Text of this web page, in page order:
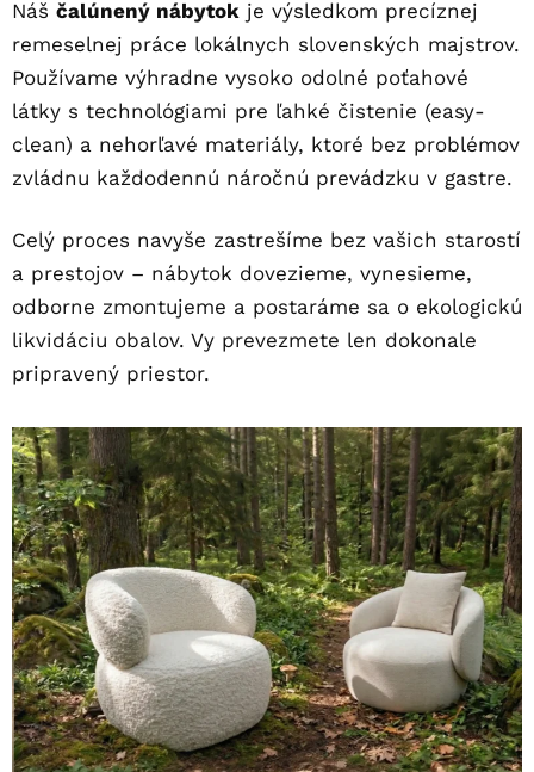
Náš čalúnený nábytok je výsledkom precíznej
remeselnej práce lokálnych slovenských majstrov.
Používame výhradne vysoko odolné poťahové
látky s technológiami pre ľahké čistenie (easy-
clean) a nehorľavé materiály, ktoré bez problémov
zvládnu každodennú náročnú prevádzku v gastre.
Celý proces navyše zastrešíme bez vašich starostí
a prestojov – nábytok dovezieme, vynesieme,
odborne zmontujeme a postaráme sa o ekologickú
likvidáciu obalov. Vy prevezmete len dokonale
pripravený priestor.